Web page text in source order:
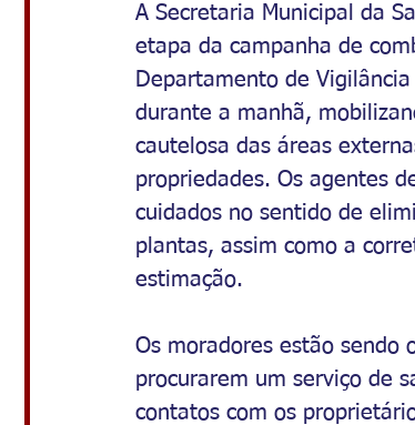
A Secretaria Municipal da
etapa da campanha de
Departamento de
durante a manhã,
cautelosa das áreas
propriedades. Os agentes
cuidados no sentido de
plantas, assim como a
estimação.
Os moradores estão sendo
procurarem um serviço de
contatos com os